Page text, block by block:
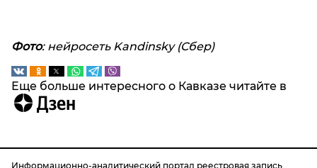
Фото: нейросеть Kandinsky (Сбер)
Еще больше интересного о Кавказе читайте в
Информационно-аналитический портал реестровая запись